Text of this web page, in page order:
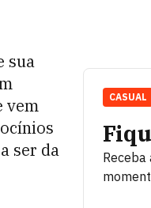
sua
vem
ser da
CASUAL